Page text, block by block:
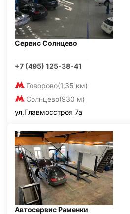
Сервис Солнцево
+7 (495) 125-38-41
Говорово(1,35 км)
Солнцево(930 м)
ул.Главмосстроя 7а
Автосервис Раменки